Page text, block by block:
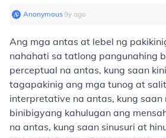
Anonymous∙9y ago
Ang mga antas at lebel ng
nahahati sa tatlong pangunahing
perceptual na antas, kung saan
tagapakinig ang mga tunog at
interpretative na antas, kung
binibigyang kahulugan ang
na antas, kung saan sinusuri at